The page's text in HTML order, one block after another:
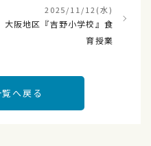
2025/11/12(水)
大阪地区『吉野小学校』食
育授業
へ戻る